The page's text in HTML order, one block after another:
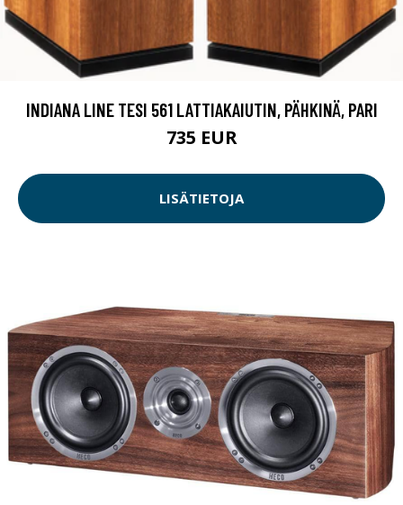
INDIANA LINE TESI 561 LATTIAKAIUTIN, PÄHKINÄ, PARI
735 EUR
LISÄTIETOJA